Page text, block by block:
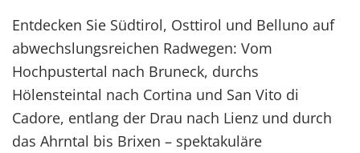
Entdecken Sie Südtirol, Osttirol und Belluno auf
abwechslungsreichen Radwegen: Vom
Hochpustertal nach Bruneck, durchs
Hölensteintal nach Cortina und San Vito di
Cadore, entlang der Drau nach Lienz und durch
das Ahrntal bis Brixen – spektakuläre